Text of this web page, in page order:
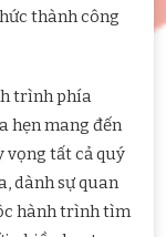
thành công
trình phía
hẹn mang đến
vọng tất cả quý
dành sự quan
hành trình tìm